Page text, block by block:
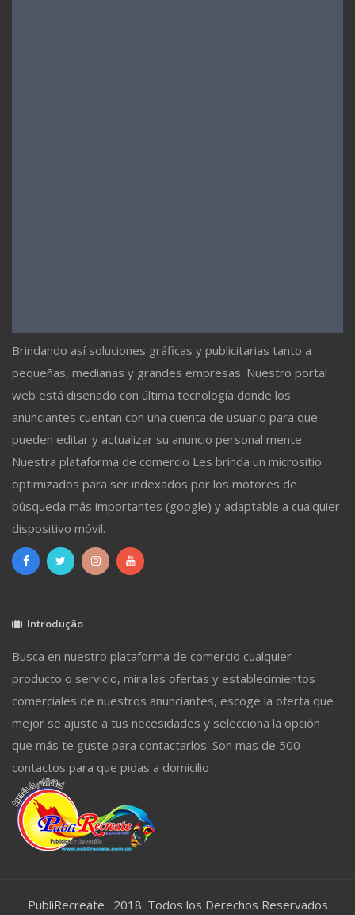
Brindando así soluciones gráficas y publicitarias tanto a
pequeñas, medianas y grandes empresas. Nuestro portal
web está diseñado con última tecnología donde los
anunciantes cuentan con una cuenta de usuario para que
pueden editar y actualizar su anuncio personal mente.
Nuestra plataforma de comercio Les brinda un micrositio
optimizados para ser indexados por los motores de
búsqueda más importantes (google) y adaptable a cualquier
dispositivo móvil.
Introdução
Busca en nuestro plataforma de comercio cualquier
producto o servicio, mira las ofertas y establecimientos
comerciales de nuestros anunciantes, escoge la oferta que
mejor se ajuste a tus necesidades y selecciona la opción
que más te guste para contactarlos. Son mas de 500
contactos para que pidas a domicilio
PubliRecreate . 2018. Todos los Derechos Reservados